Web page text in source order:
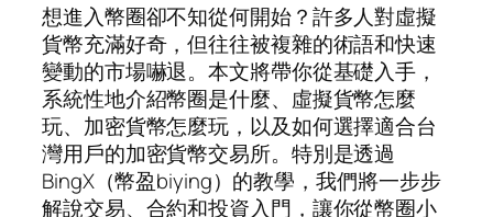
想進入幣圈卻不知從何開始？許多人對虛擬
貨幣充滿好奇，但往往被複雜的術語和快速
變動的市場嚇退。本文將帶你從基礎入手，
系統性地介紹幣圈是什麼、虛擬貨幣怎麼
玩、加密貨幣怎麼玩，以及如何選擇適合台
灣用戶的加密貨幣交易所。特別是透過
BingX（幣盈biying）的教學，我們將一步步
解說交易、合約和投資入門，讓你從幣圈小